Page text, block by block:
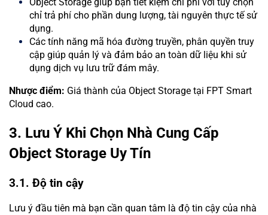
chỉ trả phí cho phần dung lượng, tài nguyên thực tế sử
dụng.
Các tính năng mã hóa đường truyền, phân quyền truy
cập giúp quản lý và đảm bảo an toàn dữ liệu khi sử
dụng dịch vụ lưu trữ đám mây.
Nhược điểm: Giá thành của Object Storage tại FPT Smart
Cloud cao.
3. Lưu Ý Khi Chọn Nhà Cung Cấp
Object Storage Uy Tín
3.1. Độ tin cậy
Lưu ý đầu tiên mà bạn cần quan tâm là độ tin cậy của nhà